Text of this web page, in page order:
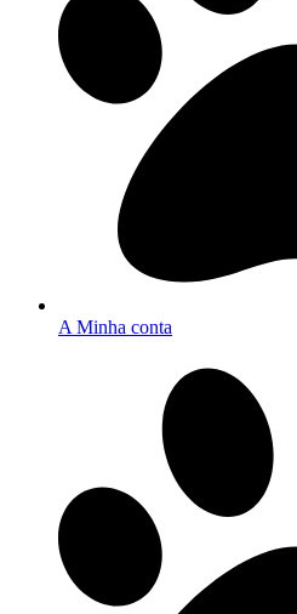
A Minha conta